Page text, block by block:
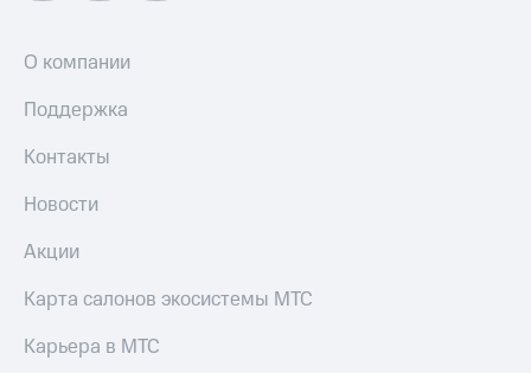
О компании
Поддержка
Контакты
Новости
Акции
Карта салонов экосистемы МТС
Карьера в МТС